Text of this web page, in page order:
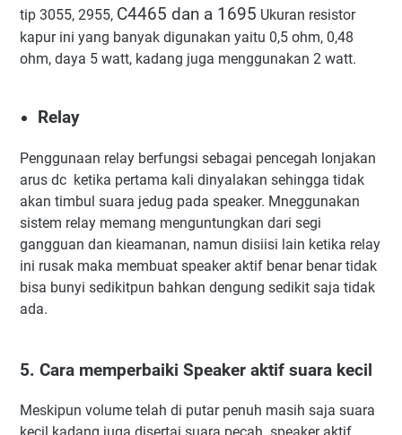
tip 3055, 2955, C4465 dan a 1695 Ukuran resistor
kapur ini yang banyak digunakan yaitu 0,5 ohm, 0,48
ohm, daya 5 watt, kadang juga menggunakan 2 watt.
Relay
Penggunaan relay berfungsi sebagai pencegah lonjakan
arus dc ketika pertama kali dinyalakan sehingga tidak
akan timbul suara jedug pada speaker. Mneggunakan
sistem relay memang menguntungkan dari segi
gangguan dan kieamanan, namun disiisi lain ketika relay
ini rusak maka membuat speaker aktif benar benar tidak
bisa bunyi sedikitpun bahkan dengung sedikit saja tidak
ada.
5. Cara memperbaiki Speaker aktif suara kecil
Meskipun volume telah di putar penuh masih saja suara